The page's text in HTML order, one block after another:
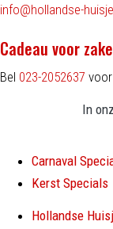
info@hollandse-
Cadeau voor
Bel 023-2052637
In
Carnaval
Kerst Specials
Hollandse